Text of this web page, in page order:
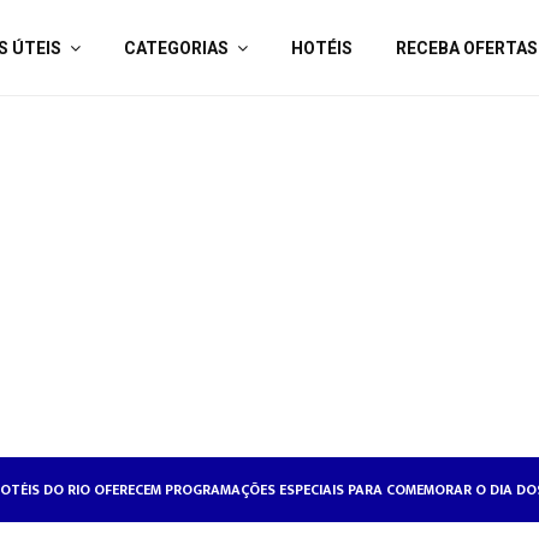
ÚTEIS CATEGORIAS HOTÉIS RECEBA OFERTAS
REALIZA CICLO DE SEMINÁRIOS SOBRE RELAÇÕES DE TRABALHO NA